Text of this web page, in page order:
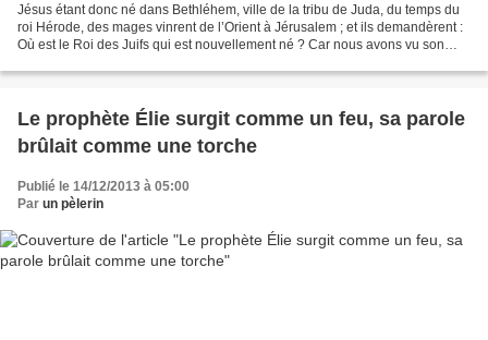
Jésus étant donc né dans Bethléhem, ville de la tribu de Juda, du temps du
roi Hérode, des mages vinrent de l’Orient à Jérusalem ; et ils demandèrent :
Où est le Roi des Juifs qui est nouvellement né ? Car nous avons vu son
Le prophète Élie surgit comme un feu, sa parole
brûlait comme une torche
Publié le 14/12/2013 à 05:00
Par un pèlerin